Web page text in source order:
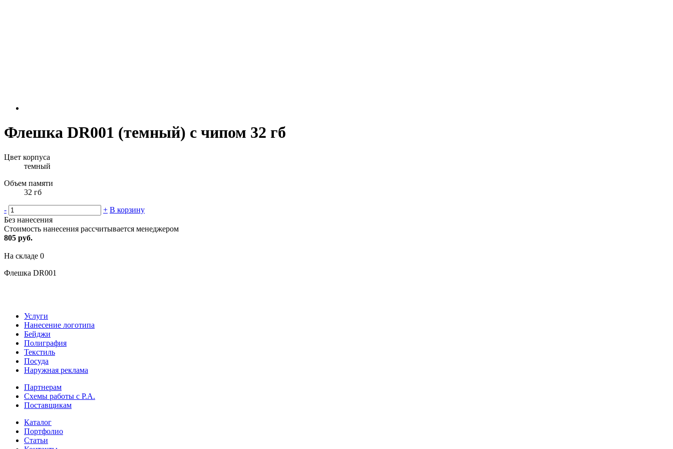
Флешка DR001 (темный) с чипом 32 гб
Цвет корпуса
темный
Объем памяти
32 гб
- + В корзину
Без нанесения
Стоимость нанесения рассчитывается менеджером
805 руб.
На складе 0
Флешка DR001
Услуги
Нанесение логотипа
Бейджи
Полиграфия
Текстиль
Посуда
Наружная реклама
Партнерам
Схемы работы с Р.А.
Поставщикам
Каталог
Портфолио
Статьи